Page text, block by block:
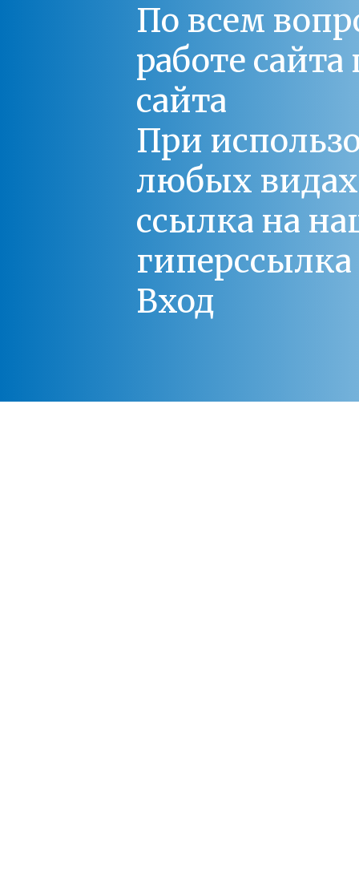
По всем
работе
сайта
При
любых
ссылка на
Вход